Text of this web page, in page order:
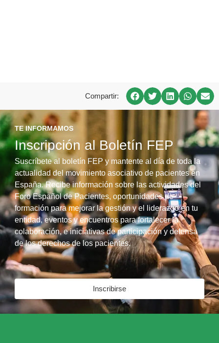
Compartir:
TE INFORMAMOS
Inscripción al Boletín FEP
Suscríbete al boletín FEP y mantente al día de toda la
actualidad del movimiento asociativo de pacientes en
España. Recibe información sobre las actividades del
Foro Español de Pacientes, oportunidades de
formación para mejorar la gestión y el liderazgo en tu
entidad, eventos y encuentros para fortalecer la
colaboración, e iniciativas de participación y defensa
de los derechos de los pacientes.
Inscribirse